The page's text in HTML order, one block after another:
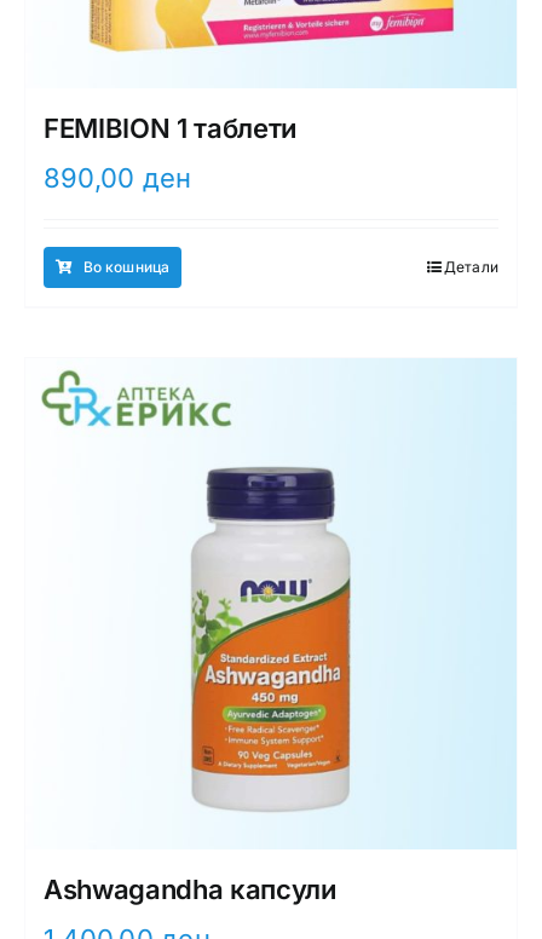
FEMIBION 1 таблети
890,00 ден
Во кошница Детали
Ashwagandha капсули